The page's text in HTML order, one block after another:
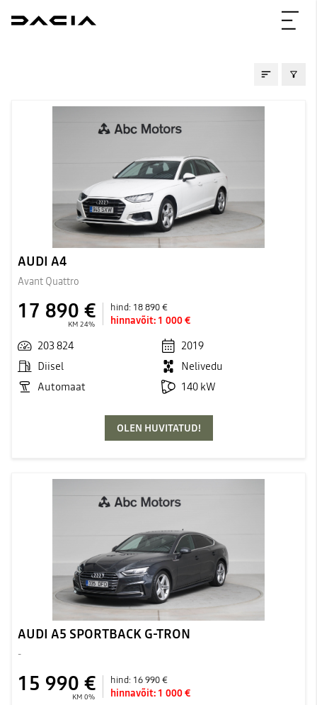
KASUTATUD AUTOD
AUDI A4
Avant Quattro
17 890 €
KM 24%
hind: 18 890 €
hinnavõit: 1 000 €
203 824
2019
Diisel
Nelivedu
Automaat
140 kW
OLEN HUVITATUD!
AUDI A5 SPORTBACK G-TRON
-
15 990 €
KM 0%
hind: 16 990 €
hinnavõit: 1 000 €